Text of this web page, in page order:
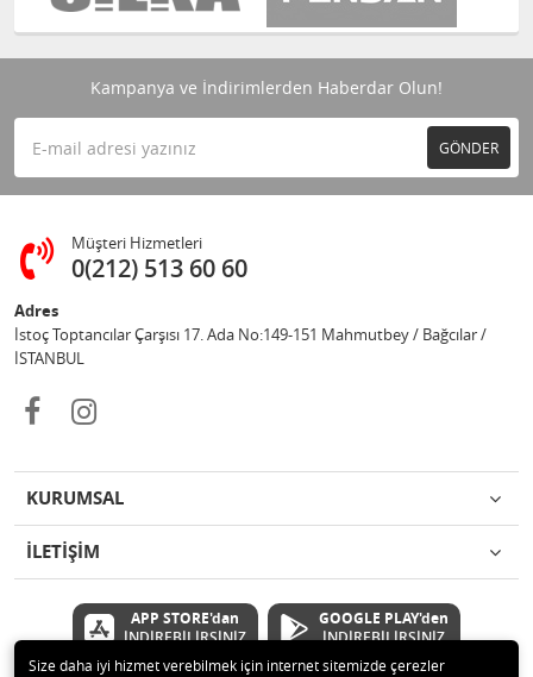
Kampanya ve İndirimlerden Haberdar Olun!
GÖNDER
Müşteri Hizmetleri
0(212) 513 60 60
Adres
İstoç Toptancılar Çarşısı 17. Ada No:149-151 Mahmutbey / Bağcılar /
İSTANBUL
KURUMSAL
İLETİŞİM
APP STORE'dan
İNDİREBİLİRSİNİZ
GOOGLE PLAY'den
İNDİREBİLİRSİNİZ
Size daha iyi hizmet verebilmek için internet sitemizde çerezler